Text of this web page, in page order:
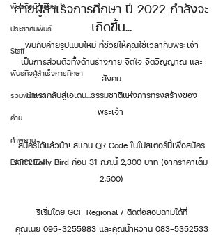
พันธกิจนักเรียน
ประชาสัมพันธ์
Staff
พันธกิจผู้สำเร็จการศึกษา
รวมพันธกิจ
ค่าย
คำพยาน
EARC2024
ค่ายผู้สำเร็จการศึกษา ปี 2022 กำลังจะ
เกิดขึ้น...
พบกับค่ายรูปแบบใหม่ ที่ช่วยให้คุณใช้เวลากับพระเจ้า
เป็นการส่วนตัวทั้งด้านร่างกาย จิตใจ จิตวิญญาณ และ
สังคม
นำเรากลับสู่เอเดน...ธรรมชาติแห่งการทรงสร้างของ
พระเจ้า
สมัครได้แล้วน้า! สแกน QR Code ในโปสเตอร์นี้เพื่อสมัคร
ราคา Early Bird ก่อน 31 ก.ค.นี้ 2,300 บาท (จากราคาเต็ม
2,500)
ริเริ่มโดย GCF Regional / ติดต่อสอบถามได้ที่
คุณเนย 095-3255983 และคุณน้ำหวาน 083-5352533